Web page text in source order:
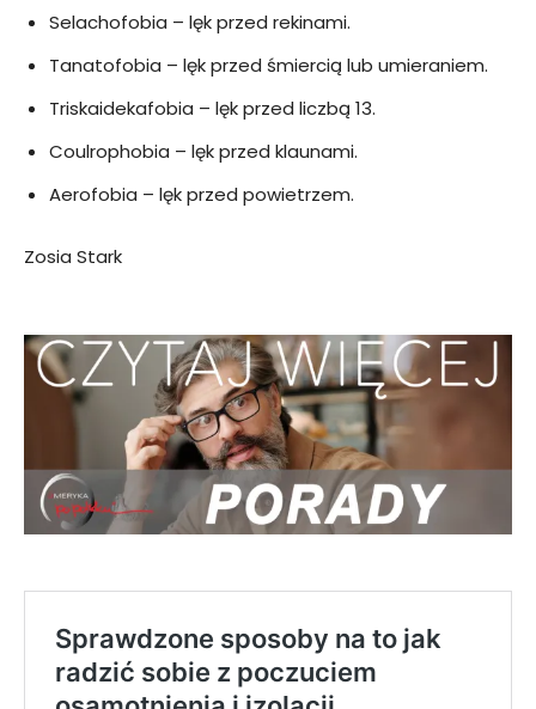
Selachofobia – lęk przed rekinami.
Tanatofobia – lęk przed śmiercią lub umieraniem.
Triskaidekafobia – lęk przed liczbą 13.
Coulrophobia – lęk przed klaunami.
Aerofobia – lęk przed powietrzem.
Zosia Stark